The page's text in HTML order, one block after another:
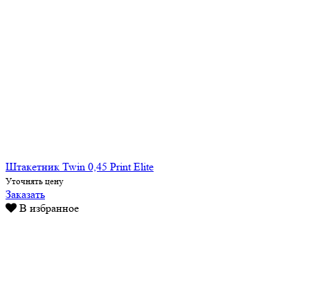
Штакетник Twin 0,45 Print Elite
Уточнять цену
Заказать
В избранное